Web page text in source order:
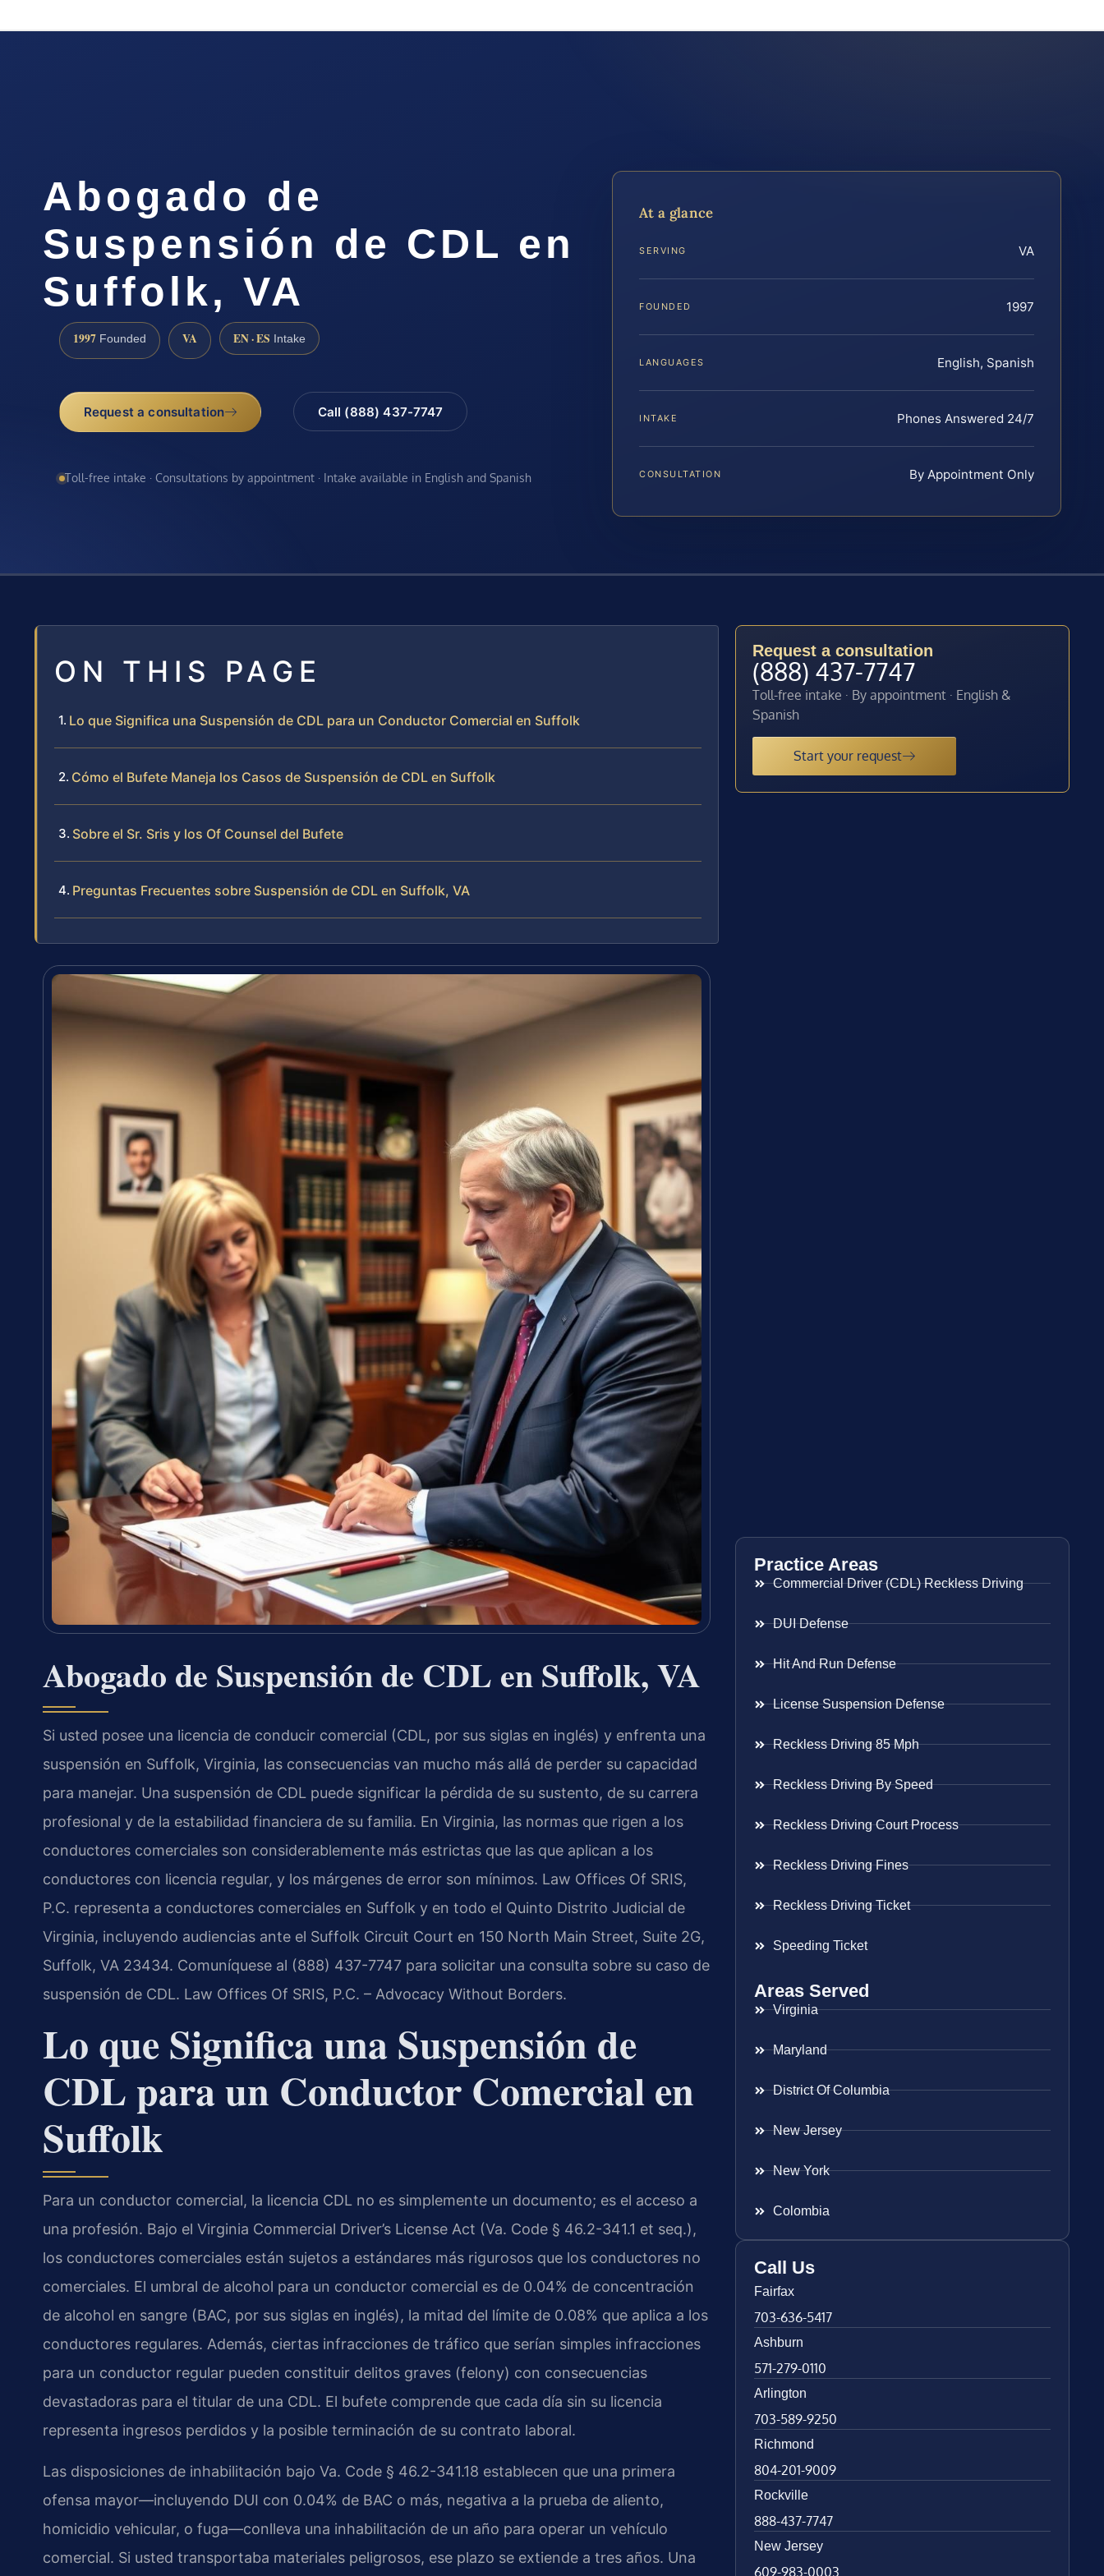
Abogado de
Suspensión de CDL en
Suffolk, VA
1997 Founded VA EN · ES Intake
Request a consultation Call (888) 437-7747
Toll-free intake · Consultations by appointment · Intake available in English and Spanish
At a glance
SERVING VA
FOUNDED 1997
LANGUAGES English, Spanish
INTAKE Phones Answered 24/7
CONSULTATION By Appointment Only
ON THIS PAGE
Lo que Significa una Suspensión de CDL para un Conductor Comercial en Suffolk
Cómo el Bufete Maneja los Casos de Suspensión de CDL en Suffolk
Sobre el Sr. Sris y los Of Counsel del Bufete
Preguntas Frecuentes sobre Suspensión de CDL en Suffolk, VA
Abogado de Suspensión de CDL en Suffolk, VA
Si usted posee una licencia de conducir comercial (CDL, por sus siglas en inglés) y enfrenta una
suspensión en Suffolk, Virginia, las consecuencias van mucho más allá de perder su capacidad
para manejar. Una suspensión de CDL puede significar la pérdida de su sustento, de su carrera
profesional y de la estabilidad financiera de su familia. En Virginia, las normas que rigen a los
conductores comerciales son considerablemente más estrictas que las que aplican a los
conductores con licencia regular, y los márgenes de error son mínimos. Law Offices Of SRIS,
P.C. representa a conductores comerciales en Suffolk y en todo el Quinto Distrito Judicial de
Virginia, incluyendo audiencias ante el Suffolk Circuit Court en 150 North Main Street, Suite 2G,
Suffolk, VA 23434. Comuníquese al (888) 437-7747 para solicitar una consulta sobre su caso de
suspensión de CDL. Law Offices Of SRIS, P.C. – Advocacy Without Borders.
Lo que Significa una Suspensión de
CDL para un Conductor Comercial en
Suffolk
Para un conductor comercial, la licencia CDL no es simplemente un documento; es el acceso a
una profesión. Bajo el Virginia Commercial Driver’s License Act (Va. Code § 46.2-341.1 et seq.),
los conductores comerciales están sujetos a estándares más rigurosos que los conductores no
comerciales. El umbral de alcohol para un conductor comercial es de 0.04% de concentración
de alcohol en sangre (BAC, por sus siglas en inglés), la mitad del límite de 0.08% que aplica a los
conductores regulares. Además, ciertas infracciones de tráfico que serían simples infracciones
para un conductor regular pueden constituir delitos graves (felony) con consecuencias
devastadoras para el titular de una CDL. El bufete comprende que cada día sin su licencia
representa ingresos perdidos y la posible terminación de su contrato laboral.
Las disposiciones de inhabilitación bajo Va. Code § 46.2-341.18 establecen que una primera
ofensa mayor—incluyendo DUI con 0.04% de BAC o más, negativa a la prueba de aliento,
homicidio vehicular, o fuga—conlleva una inhabilitación de un año para operar un vehículo
comercial. Si usted transportaba materiales peligrosos, ese plazo se extiende a tres años. Una
Request a consultation
(888) 437-7747
Toll-free intake · By appointment · English &
Spanish
Start your request
Practice Areas
Commercial Driver (CDL) Reckless Driving
DUI Defense
Hit And Run Defense
License Suspension Defense
Reckless Driving 85 Mph
Reckless Driving By Speed
Reckless Driving Court Process
Reckless Driving Fines
Reckless Driving Ticket
Speeding Ticket
Areas Served
Virginia
Maryland
District Of Columbia
New Jersey
New York
Colombia
Call Us
Fairfax
703-636-5417
Ashburn
571-279-0110
Arlington
703-589-9250
Richmond
804-201-9009
Rockville
888-437-7747
New Jersey
609-983-0003